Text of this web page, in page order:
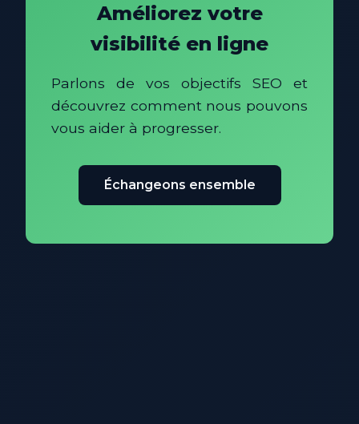
Améliorez votre
visibilité en ligne
Parlons de vos objectifs SEO et
découvrez comment nous pouvons
vous aider à progresser.
Échangeons ensemble